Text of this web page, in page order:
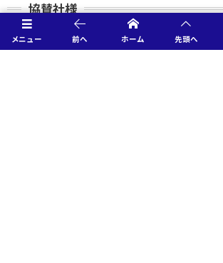
協賛社様
メニュー 前へ ホーム 先頭へ